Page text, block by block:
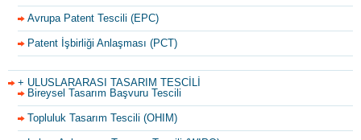
Avrupa Patent Tescili (EPC)
Patent İşbirliği Anlaşması (PCT)
+ ULUSLARARASI TASARIM TESCİLİ
Bireysel Tasarım Başvuru Tescili
Topluluk Tasarım Tescili (OHIM)